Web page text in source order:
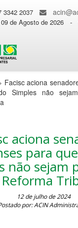
3342 2037
de Agosto de 2026 -
Facisc aciona
Simples não
aciona
para
não sejam
12 de julho de 2024
por: ACIN